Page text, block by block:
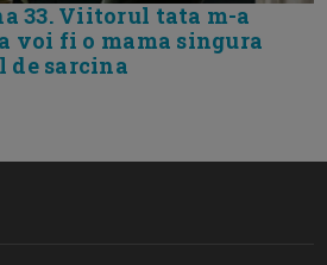
33. Viitorul tata m-a
voi fi o mama singura
de sarcina